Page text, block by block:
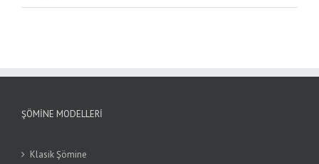
ŞÖMINE MODELLERI
Klasik Şömine